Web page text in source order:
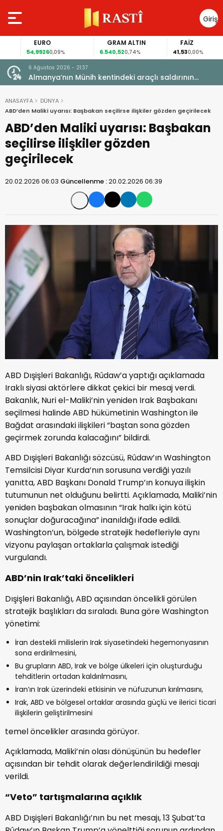
Giriş
Yap
EURO
54,99260,09%
GRAM ALTIN
6.540,520,74%
FAİZ
41,530,00%
FIFA
6 Ağustos 2026 - 21:37
Almanya’nın Münih kentindeki araçlı saldırının
sanığına ömür boyu hapis cezası
ANASAYFA
DÜNYA
ABD’den Maliki uyarısı: Başbakan seçilirse ilişkiler gözden geçirilecek
ABD’den Maliki uyarısı: Başbakan
seçilirse ilişkiler gözden
geçirilecek
20.02.2026 06:03 Güncellenme :20.02.2026 06:39
ABD Dışişleri Bakanlığı, Rûdaw’a yaptığı açıklamada
Iraklı siyasi aktörlere dikkat çekici bir mesaj verdi.
Bakanlık, Nuri el-Maliki’nin yeniden Irak Başbakanı
seçilmesi halinde ABD hükümetinin Washington ile
Bağdat arasındaki ilişkileri “baştan sona gözden
geçirmek zorunda kalacağını” bildirdi.
ABD Dışişleri Bakanlığı sözcüsü, Rûdaw’ın Washington
Temsilcisi Diyar Kurda’nın sorusuna verdiği yazılı
yanıtta, ABD Başkanı Donald Trump’ın konuya ilişkin
tutumunun net olduğunu belirtti. Açıklamada, Maliki’nin
yeniden başbakan olmasının “Irak halkı için kötü
sonuçlar doğuracağına” inanıldığı ifade edildi.
Washington’un, bölgede stratejik hedefleriyle aynı
vizyonu paylaşan ortaklarla çalışmak istediği
vurgulandı.
ABD’nin Irak’taki öncelikleri
Dışişleri Bakanlığı, ABD açısından öncelikli görülen
stratejik başlıkları da sıraladı. Buna göre Washington
yönetimi:
İran destekli milislerin Irak siyasetindeki hegemonyasının
sona erdirilmesini,
Bu grupların ABD, Irak ve bölge ülkeleri için oluşturduğu
tehditlerin ortadan kaldırılmasını,
İran’ın Irak üzerindeki etkisinin ve nüfuzunun kırılmasını,
Irak, ABD ve bölgesel ortaklar arasında güçlü ve ilerici ticari
ilişkilerin geliştirilmesini
temel öncelikler arasında görüyor.
Açıklamada, Maliki’nin olası dönüşünün bu hedefler
açısından bir tehdit olarak değerlendirildiği mesajı
verildi.
“Veto” tartışmalarına açıklık
ABD Dışişleri Bakanlığı’nın bu net mesajı, 13 Şubat’ta